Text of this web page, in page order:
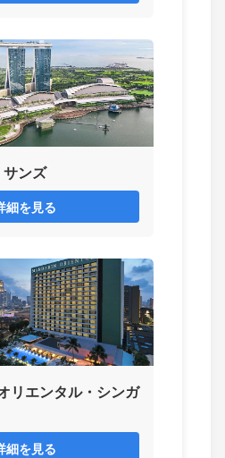
ンズ
細を見る
リエンタル・シンガ
細を見る